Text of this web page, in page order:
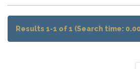
Results 1-1 of 1 (Search time: